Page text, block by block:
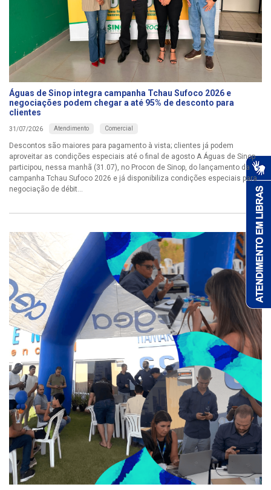
Águas de Sinop integra campanha Tchau Sufoco 2026 e
negociações podem chegar a até 95% de desconto para
clientes
31/07/2026 Atendimento Comercial
Descontos são maiores para pagamento à vista; clientes já podem
aproveitar as condições especiais até o final de agosto A Águas de Sinop
participou, nessa manhã (31.07), no Procon de Sinop, do lançamento da
campanha Tchau Sufoco 2026 e já disponibiliza condições especiais para
negociação de débit...